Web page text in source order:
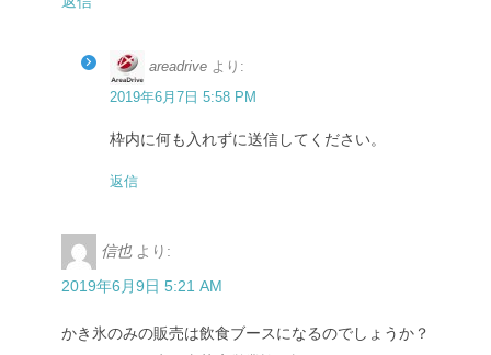
areadrive より:
2019年6月7日 5:58 PM
枠内に何も入れずに送信してください。
返信
信也 より:
2019年6月9日 5:21 AM
かき氷のみの販売は飲食ブースになるのでしょうか？